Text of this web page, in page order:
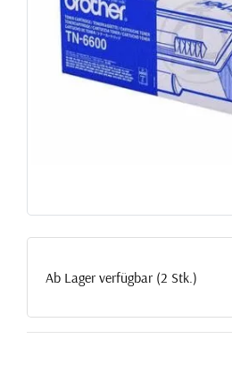
Ab Lager verfügbar (2 Stk.)